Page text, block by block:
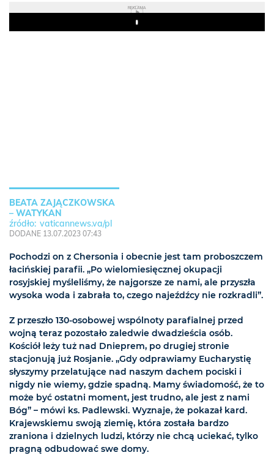
REKLAMA
Play
BEATA ZAJĄCZKOWSKA
– WATYKAN
vaticannews.va/pl
DODANE 13.07.2023 07:43
Pochodzi on z Chersonia i obecnie jest tam proboszczem
łacińskiej parafii. „Po wielomiesięcznej okupacji
rosyjskiej myśleliśmy, że najgorsze ze nami, ale przyszła
wysoka woda i zabrała to, czego najeźdźcy nie rozkradli”.
Z przeszło 130-osobowej wspólnoty parafialnej przed
wojną teraz pozostało zaledwie dwadzieścia osób.
Kościół leży tuż nad Dnieprem, po drugiej stronie
stacjonują już Rosjanie. „Gdy odprawiamy Eucharystię
słyszymy przelatujące nad naszym dachem pociski i
nigdy nie wiemy, gdzie spadną. Mamy świadomość, że to
może być ostatni moment, jest trudno, ale jest z nami
Bóg” – mówi ks. Padlewski. Wyznaje, że pokazał kard.
Krajewskiemu swoją ziemię, która została bardzo
zraniona i dzielnych ludzi, którzy nie chcą uciekać, tylko
pragną odbudować swe domy.